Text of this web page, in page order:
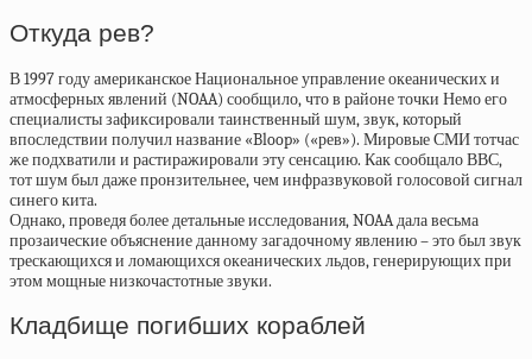
Откуда рев?
В 1997 году американское Национальное управление океанических и
атмосферных явлений (NOAA) сообщило, что в районе точки Немо его
специалисты зафиксировали таинственный шум, звук, который
впоследствии получил название «Bloop» («рев»). Мировые СМИ тотчас
же подхватили и растиражировали эту сенсацию. Как сообщало ВВС,
тот шум был даже пронзительнее, чем инфразвуковой голосовой сигнал
синего кита.
Однако, проведя более детальные исследования, NOAA дала весьма
прозаические объяснение данному загадочному явлению – это был звук
трескающихся и ломающихся океанических льдов, генерирующих при
этом мощные низкочастотные звуки.
Кладбище погибших кораблей